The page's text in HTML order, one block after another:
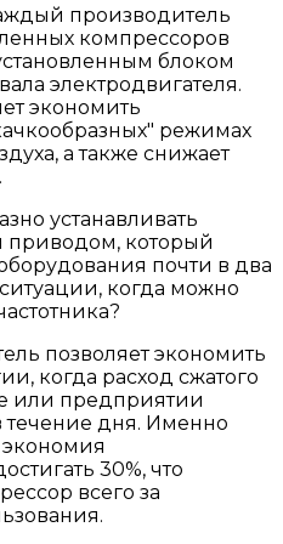
производитель
компрессоров
блоком
электродвигателя.
экономить
режимах
а также снижает
устанавливать
приводом, который
почти в два
когда можно
позволяет экономить
когда расход сжатого
или предприятии
течение дня. Именно
30%, что
всего за